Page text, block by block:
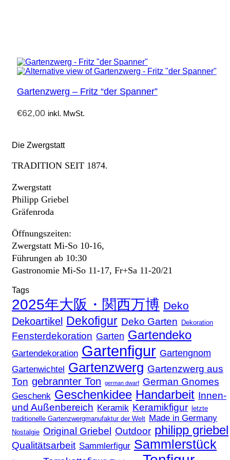
Gartenzwerg – Fritz “der Spanner”
€62,00 inkl. MwSt.
Die Zwergstatt
TRADITION SEIT 1874.
Zwergstatt
Philipp Griebel
Gräfenroda
Öffnungszeiten:
Zwergstatt Mi-So 10-16,
Führungen ab 10:30
Gastronomie Mi-So 11-17, Fr+Sa 11-20/21
Tags
2025年大阪・関西万博 Deko
Dekoartikel Dekofigur Deko Garten Dekoration
Fensterdekoration Garten Gartendeko
Gartendekoration Gartenfigur Gartengnom
Gartenwichtel Gartenzwerg Gartenzwerg aus
Ton gebrannter Ton german dwarf German Gnomes
Geschenk Geschenkidee Handarbeit Innen-
und Außenbereich Keramik Keramikfigur letzte
traditionelle Gartenzwergmanufaktur der Welt Made in Germany
Nostalgie Original Griebel Outdoor philipp griebel
Qualitätsarbeit Sammlerfigur Sammlerstück